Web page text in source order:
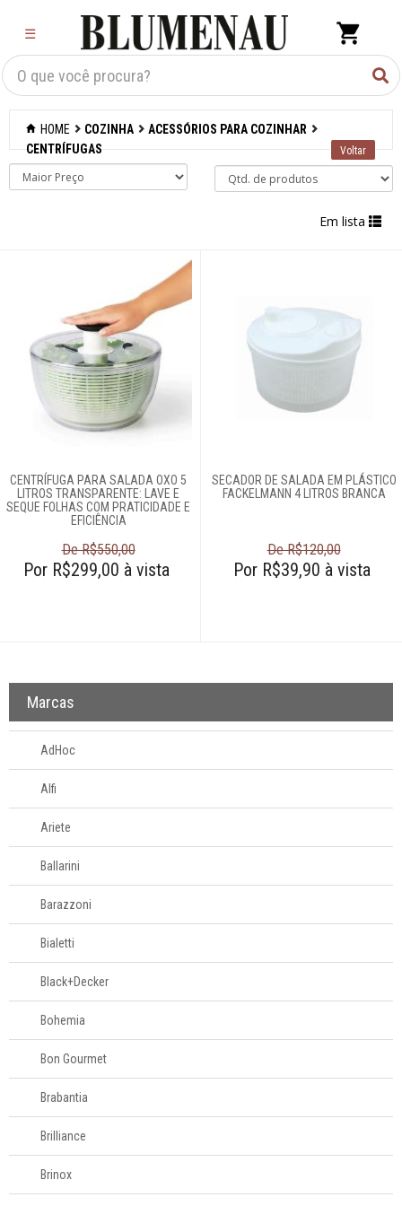
☰
Criar Lista×
Organização
Cozinha
Acessórios para
Abridores de latas
Acessórios
Afiadores de
facas manuais
Amassadores de
batatas
formas
Balanças
Batedores
Batedores de
carne
Conchas
Cozi-vapore
Escorredores
Escumadeiras
Espátulas e
utensílios
alho
Espremedores de
limão
Facas
Fatiadores
manuais
Formas para
hamburguers
Jogo trinchante
Luvas
HOME COZINHA
ACESSÓRIOS PARA COZINHAR
CENTRÍFUGAS
Em lista
CENTRÍFUGA PARA SALADA OXO 5
LITROS TRANSPARENTE: LAVE E
SEQUE FOLHAS COM PRATICIDADE E
EFICIÊNCIA
De R$550,00
Por R$299,00 à vista
SECADOR DE SALADA EM PLÁSTICO
FACKELMANN 4 LITROS BRANCA
De R$120,00
Por R$39,90 à vista
Marcas
AdHoc
Alfi
Ariete
Ballarini
Barazzoni
Bialetti
Black+Decker
Bohemia
Bon Gourmet
Brabantia
Brilliance
Brinox